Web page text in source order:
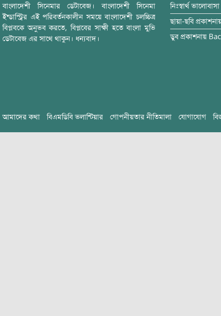
বাংলাদেশী সিনেমার ডেটাবেজ। বাংলাদেশী সিনেমা
ইন্ডাস্ট্রির এই পরিবর্তনকালীন সময়ে বাংলাদেশী চলচ্চিত্র
বিপ্লবকে অনুভব করতে, বিপ্লবের সাক্ষী হতে বাংলা মুভি
ডেটাবেজ এর সাথে থাকুন। ধন্যবাদ।
নিঃস্বার্থ ভালোবাসা
ছায়া-ছবি
ডুব প্রকাশনায়
আমাদের কথা বিএমডিবি ভলান্টিয়ার গোপনীয়তার নীতিমালা যোগাযোগ